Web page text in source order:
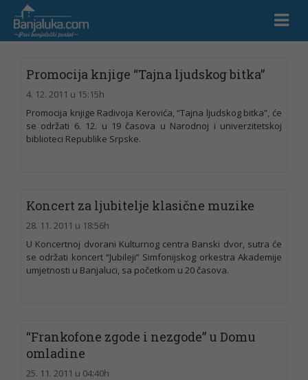
Promocija knjige “Tajna ljudskog bitka”
4. 12. 2011 u 15:15h
Promocija knjige Radivoja Kerovića, “Tajna ljudskog bitka”, će
se održati 6. 12. u 19 časova u Narodnoj i univerzitetskoj
biblioteci Republike Srpske.
Koncert za ljubitelje klasične muzike
28. 11. 2011 u 18:56h
U Koncertnoj dvorani Kulturnog centra Banski dvor, sutra će
se održati koncert “Jubileji” Simfonijskog orkestra Akademije
umjetnosti u Banjaluci, sa početkom u 20 časova.
“Frankofone zgode i nezgode” u Domu
omladine
25. 11. 2011 u 04:40h